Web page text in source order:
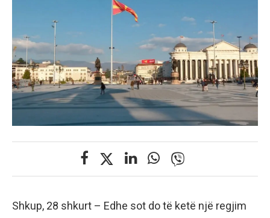
Shkup, 28 shkurt – Edhe sot do të ketë një regjim